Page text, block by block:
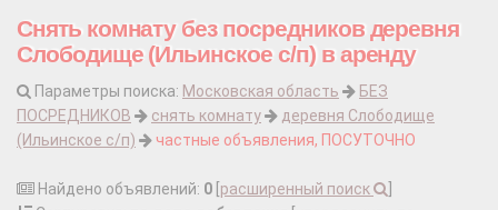
Снять комнату без посредников деревня
Слободище (Ильинское с/п) в аренду
Параметры поиска: Московская область
БЕЗ
ПОСРЕДНИКОВ
снять комнату
деревня Слободище
(Ильинское с/п)
частные объявления, ПОСУТОЧНО
Найдено объявлений: 0 расширенный поиск